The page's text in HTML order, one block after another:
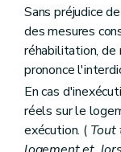
Sans préjudice
des mesures
réhabilitation,
prononce
En cas
réels sur le
exécution. ( Tout